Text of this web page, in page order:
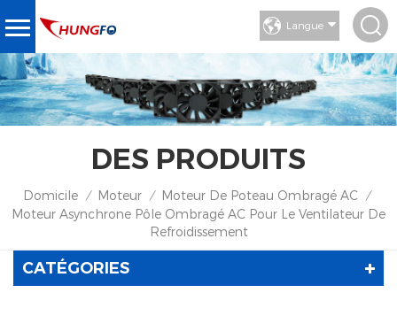
Langue
DES PRODUITS
Domicile / Moteur / Moteur De Poteau Ombragé AC /
Moteur Asynchrone Pôle Ombragé AC Pour Le Ventilateur De
Refroidissement
CATÉGORIES